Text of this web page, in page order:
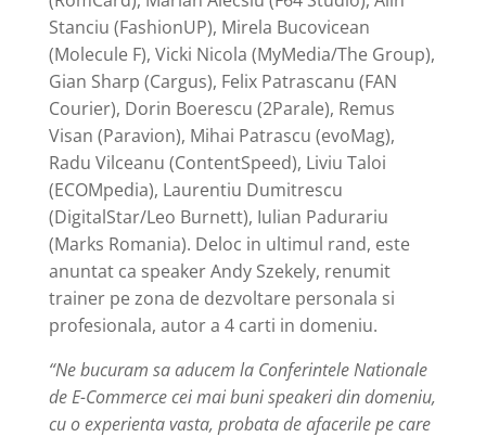
Stanciu (FashionUP), Mirela Bucovicean
(Molecule F), Vicki Nicola (MyMedia/The Group),
Gian Sharp (Cargus), Felix Patrascanu (FAN
Courier), Dorin Boerescu (2Parale), Remus
Visan (Paravion), Mihai Patrascu (evoMag),
Radu Vilceanu (ContentSpeed), Liviu Taloi
(ECOMpedia), Laurentiu Dumitrescu
(DigitalStar/Leo Burnett), Iulian Padurariu
(Marks Romania). Deloc in ultimul rand, este
anuntat ca speaker Andy Szekely, renumit
trainer pe zona de dezvoltare personala si
profesionala, autor a 4 carti in domeniu.
“Ne bucuram sa aducem la Conferintele Nationale
de E-Commerce cei mai buni speakeri din domeniu,
cu o experienta vasta, probata de afacerile pe care